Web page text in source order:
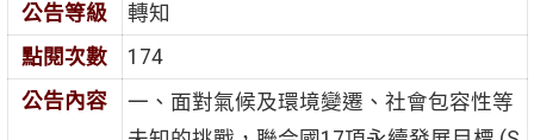
公告等級
轉知
點閱次數
174
公告內容
一、面對氣候及環境變遷、社會包容性等